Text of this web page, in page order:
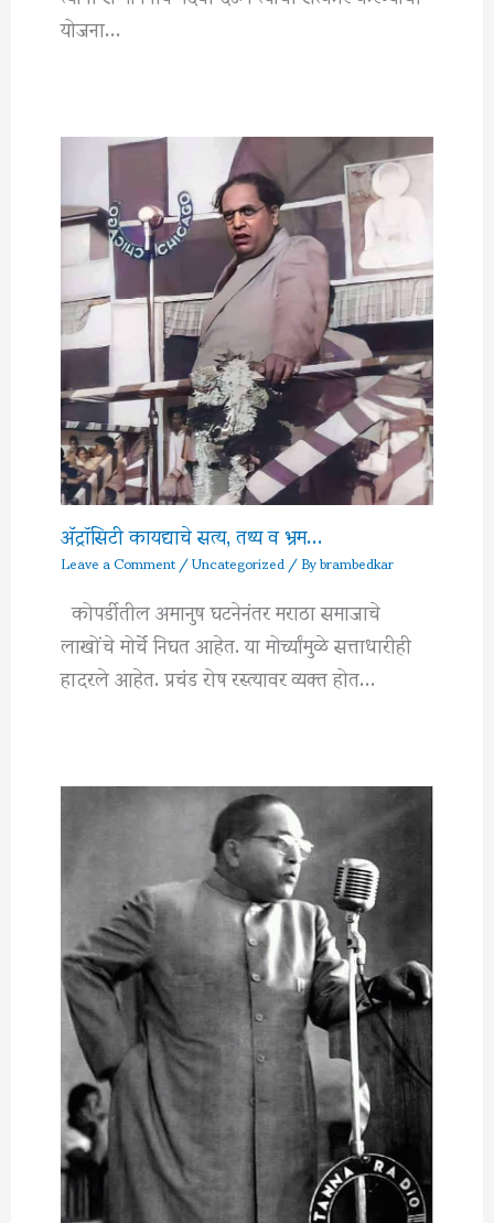
योजना…
अ‍ॅट्रॉसिटी कायद्याचे सत्य, तथ्य व भ्रम…
Leave a Comment/Uncategorized/ Bybrambedkar
कोपर्डीतील अमानुष घटनेनंतर मराठा समाजाचे
लाखोंचे मोर्चे निघत आहेत. या मोर्च्यांमुळे सत्ताधारीही
हादरले आहेत. प्रचंड रोष रस्त्यावर व्यक्त होत…